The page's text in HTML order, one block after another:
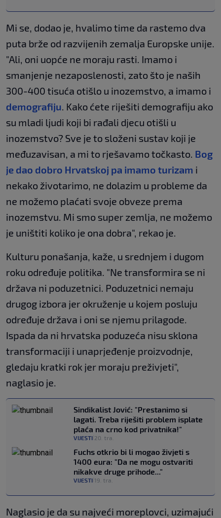
Mi se, dodao je, hvalimo time da rastemo dva
puta brže od razvijenih zemalja Europske unije.
"Ali, oni uopće ne moraju rasti. Imamo i
smanjenje nezaposlenosti, zato što je naših
300-400 tisuća otišlo u inozemstvo, a imamo i
demografiju. Kako ćete riješiti demografiju ako
su mladi ljudi koji bi rađali djecu otišli u
inozemstvo? Sve je to složeni sustav koji je
međuzavisan, a mi to rješavamo točkasto. Bog
je dao dobro Hrvatskoj pa imamo turizam i
nekako životarimo, ne dolazim u probleme da
ne možemo plaćati svoje obveze prema
inozemstvu. Mi smo super zemlja, ne možemo
je uništiti koliko je ona dobra", rekao je.
Kulturu ponašanja, kaže, u srednjem i dugom
roku određuje politika. "Ne transformira se ni
država ni poduzetnici. Poduzetnici nemaju
drugog izbora jer okruženje u kojem posluju
određuje država i oni se njemu prilagode.
Ispada da ni hrvatska poduzeća nisu sklona
transformaciji i unaprjeđenje proizvodnje,
gledaju kratki rok jer moraju preživjeti",
naglasio je.
Sindikalist Jović: "Prestanimo si
lagati. Treba riješiti problem isplate
plaća na crno kod privatnika!"
VIJESTI 20. tra.
Fuchs otkrio bi li mogao živjeti s
1400 eura: "Da ne mogu ostvariti
nikakve druge prihode..."
VIJESTI 19. tra.
Naglasio je da su najveći moreplovci, uzimajući